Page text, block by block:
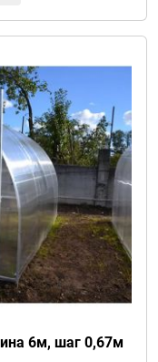
6м, шаг 0,67м